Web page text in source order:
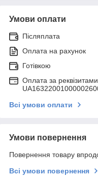
Умови оплати
Післяплата
Оплата на рахунок
Готівкою
Оплата за
Всі умови оплати
Умови повернення
Повернення товару
Всі умови повернення